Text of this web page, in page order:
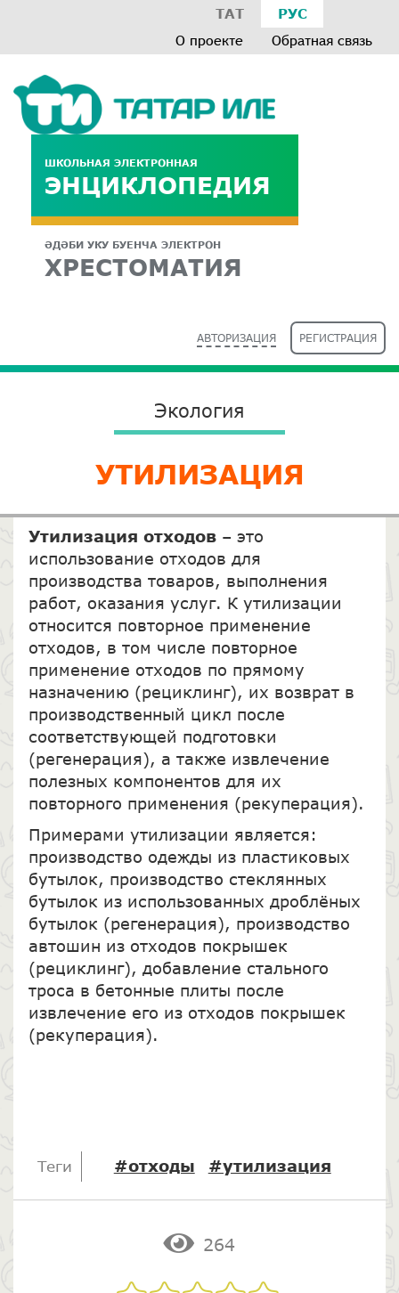
ТАТ РУС
О проекте Обратная связь
ШКОЛЬНАЯ ЭЛЕКТРОННАЯ
ЭНЦИКЛОПЕДИЯ
ӘДӘБИ УКУ БУЕНЧА ЭЛЕКТРОН
ХРЕСТОМАТИЯ
АВТОРИЗАЦИЯ РЕГИСТРАЦИЯ
Экология
УТИЛИЗАЦИЯ
Утилизация отходов– это
использование отходов для
производства товаров, выполнения
работ, оказания услуг. К утилизации
относится повторное применение
отходов, в том числе повторное
применение отходов по прямому
назначению (рециклинг), их возврат в
производственный цикл после
соответствующей подготовки
(регенерация), а также извлечение
полезных компонентов для их
повторного применения (рекуперация).
Примерами утилизации является:
производство одежды из пластиковых
бутылок, производство стеклянных
бутылок из использованных дроблёных
бутылок (регенерация), производство
автошин из отходов покрышек
(рециклинг), добавление стального
троса в бетонные плиты после
извлечение его из отходов покрышек
(рекуперация).
Теги #отходы #утилизация
264